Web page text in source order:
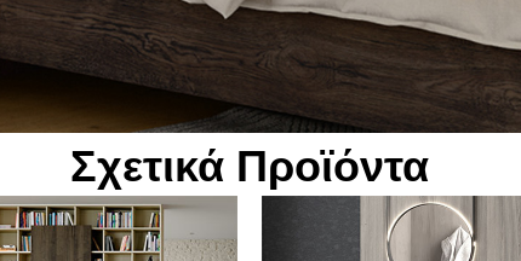
Σχετικά Προϊόντα